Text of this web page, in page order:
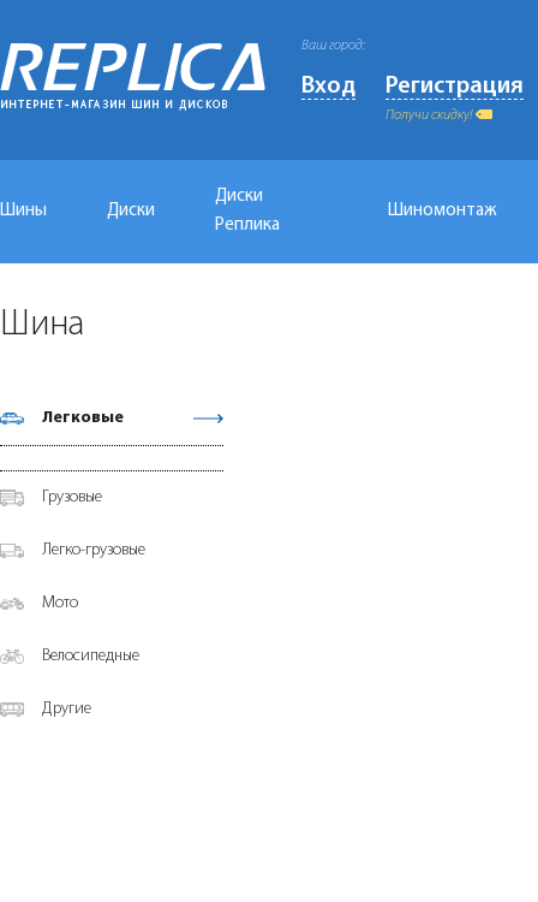
Ваш город:
Вход Регистрация
Получи скидку!
Шины Диски
Диски
Реплика
Шиномонтаж
Шина
Легковые
Грузовые
Легко-грузовые
Мото
Велосипедные
Другие